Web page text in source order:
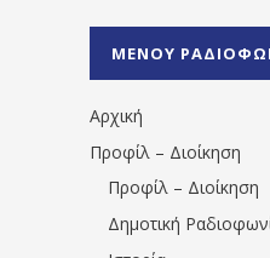
ΜΕΝΟΥ
Αρχική
Προφίλ – Διοίκηση
Προφίλ – Διοίκηση
Δημοτική